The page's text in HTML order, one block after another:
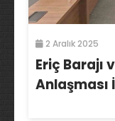
2 Aralık 2025
Eriç Barajı
Anlaşması